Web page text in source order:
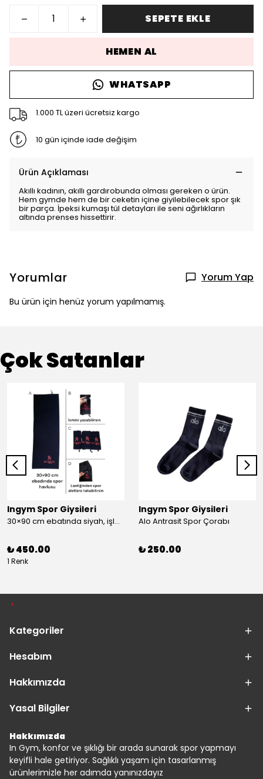
SEPETE EKLE
HEMEN AL
WHATSAPP
1.000 TL üzeri ücretsiz kargo
10 gün içinde iade değişim
Ürün Açıklaması
Akıllı kadının, akıllı gardırobunda olması gereken o ürün.
Hem gymde hem de bir ceketin içine giyilebilecek spor şık
bir parça. İpeksi kumaşı tül detayları ile seni ağırlıkların
altında prenses hissettirir.
Yorumlar Yorum Yap
Bu ürün için henüz yorum yapılmamış.
Çok Satanlar
Ingym Spor Giysileri
30×90 cm ebatında siyah, işlemeli spor havlusu
₺ 450.00
1 Renk
Ingym Spor Giysileri
Alo Antrasit Spor Çorabı
₺ 250.00
Kategoriler
Hesabım
Hakkımızda
Yasal Bilgiler
Hakkımızda
In Gym, konfor ve şıklığı bir arada sunarak spor yapmayı
keyifli hale getiriyor. Sağlıklı yaşam için tasarlanmış
ürünlerimizle her adımda yanınızdayız